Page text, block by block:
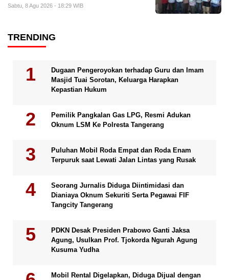
Sabtu, 8 Agu 2026 - 18:29 WIB
TRENDING
Dugaan Pengeroyokan terhadap Guru dan Imam
Masjid Tuai Sorotan, Keluarga Harapkan
Kepastian Hukum
Pemilik Pangkalan Gas LPG, Resmi Adukan
Oknum LSM Ke Polresta Tangerang
Puluhan Mobil Roda Empat dan Roda Enam
Terpuruk saat Lewati Jalan Lintas yang Rusak
Seorang Jurnalis Diduga Diintimidasi dan
Dianiaya Oknum Sekuriti Serta Pegawai FIF
Tangcity Tangerang
PDKN Desak Presiden Prabowo Ganti Jaksa
Agung, Usulkan Prof. Tjokorda Ngurah Agung
Kusuma Yudha
Mobil Rental Digelapkan, Diduga Dijual dengan